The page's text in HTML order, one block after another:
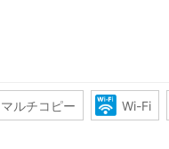
マルチコピー Wi-Fi